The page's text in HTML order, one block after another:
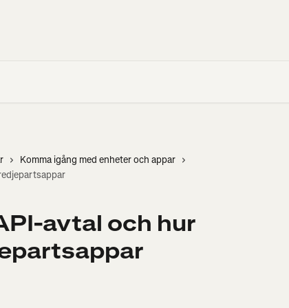
Komma igång med enheter och appar
avtal och hur